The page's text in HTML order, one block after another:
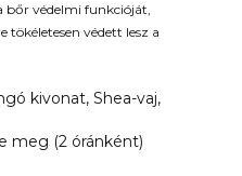
bőr védelmi funkcióját,
védett lesz a
kivonat, Shea-vaj,
meg (2 óránként)